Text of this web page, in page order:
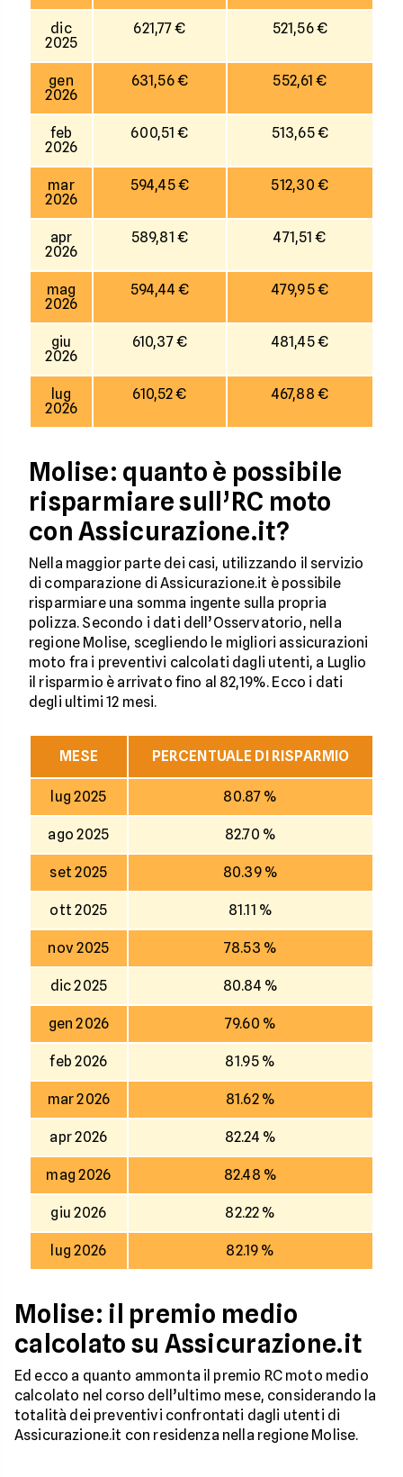
dic
2025
621,77 € 521,56 €
gen
2026
631,56 € 552,61 €
feb
2026
600,51 € 513,65 €
mar
2026
594,45 € 512,30 €
apr
2026
589,81 € 471,51 €
mag
2026
594,44 € 479,95 €
giu
2026
610,37 € 481,45 €
lug
2026
610,52 € 467,88 €
Molise: quanto è possibile
risparmiare sull’RC moto
con Assicurazione.it?
Nella maggior parte dei casi, utilizzando il servizio
di comparazione di Assicurazione.it è possibile
risparmiare una somma ingente sulla propria
polizza. Secondo i dati dell’Osservatorio, nella
regione Molise, scegliendo le migliori assicurazioni
moto fra i preventivi calcolati dagli utenti, a Luglio
il risparmio è arrivato fino al 82,19%. Ecco i dati
degli ultimi 12 mesi.
MESE PERCENTUALE DI RISPARMIO
lug 2025 80.87 %
ago 2025 82.70 %
set 2025 80.39 %
ott 2025 81.11 %
nov 2025 78.53 %
dic 2025 80.84 %
gen 2026 79.60 %
feb 2026 81.95 %
mar 2026 81.62 %
apr 2026 82.24 %
mag 2026 82.48 %
giu 2026 82.22 %
lug 2026 82.19 %
Molise: il premio medio
calcolato su Assicurazione.it
Ed ecco a quanto ammonta il premio RC moto medio
calcolato nel corso dell’ultimo mese, considerando la
totalità dei preventivi confrontati dagli utenti di
Assicurazione.it con residenza nella regione Molise.